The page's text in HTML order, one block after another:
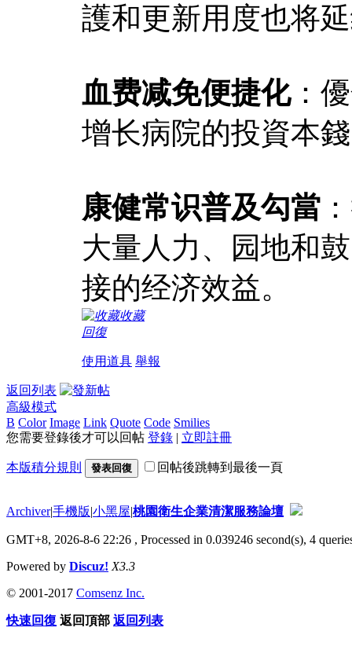
護和更新用度也将
血费减免便捷化：
增长病院的投資本
康健常识普及勾當
大量人力、园地和
接的经济效益。
收藏
回復
使用道具 舉報
返回列表
高級模式
B Color Image Link Quote Code Smilies
您需要登錄後才可以回帖 登錄 | 立即註冊
本版積分規則 發表回復 回帖後跳轉到最後一頁
Archiver|手機版|小黑屋|桃園衛生企業清潔服務論壇
GMT+8, 2026-8-6 22:26 , Processed in 0.039246 second(s), 4
Powered by Discuz! X3.3
© 2001-2017 Comsenz Inc.
快速回復 返回頂部 返回列表